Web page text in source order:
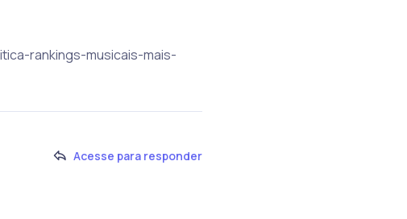
rankings-musicais-mais-
Acesse para responder